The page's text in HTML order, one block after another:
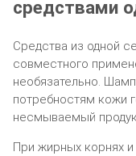
средствами
Средства из одной
совместного
необязательно.
потребностям кожи
несмываемый
При жирных корнях и